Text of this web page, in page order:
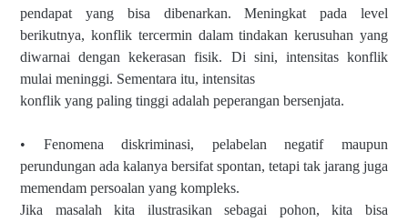
pendapat yang bisa dibenarkan. Meningkat pada level
berikutnya, konflik tercermin dalam tindakan kerusuhan yang
diwarnai dengan kekerasan fisik. Di sini, intensitas konflik
mulai meninggi. Sementara itu, intensitas
konflik yang paling tinggi adalah peperangan bersenjata.
• Fenomena diskriminasi, pelabelan negatif maupun
perundungan ada kalanya bersifat spontan, tetapi tak jarang juga
memendam persoalan yang kompleks.
Jika masalah kita ilustrasikan sebagai pohon, kita bisa